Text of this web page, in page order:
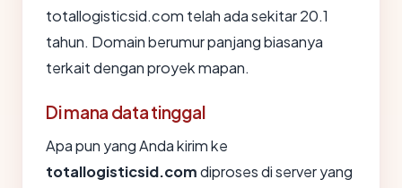
totallogisticsid.com telah ada sekitar 20.1
tahun. Domain berumur panjang biasanya
terkait dengan proyek mapan.
Di mana data tinggal
Apa pun yang Anda kirim ke
totallogisticsid.comdiproses di server yang